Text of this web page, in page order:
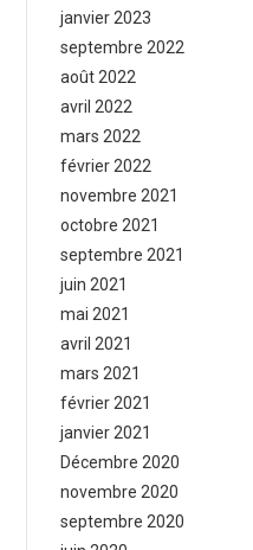
janvier 2023
septembre 2022
août 2022
avril 2022
mars 2022
février 2022
novembre 2021
octobre 2021
septembre 2021
juin 2021
mai 2021
avril 2021
mars 2021
février 2021
janvier 2021
Décembre 2020
novembre 2020
septembre 2020